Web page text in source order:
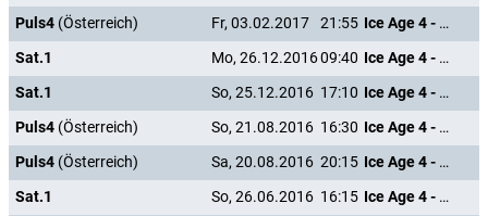
Puls4 (Österreich) Fr, 03.02.2017 21:55
Ice Age 4 - Voll verschoben
Sat.1
Mo, 26.12.201609:40
Ice Age 4 - Voll verschoben
Sat.1
So, 25.12.2016 17:10
Ice Age 4 - Voll verschoben
Puls4 (Österreich) So, 21.08.2016 16:30
Ice Age 4 - Voll verschoben
Puls4 (Österreich) Sa, 20.08.2016 20:15
Ice Age 4 - Voll verschoben
Sat.1
So, 26.06.2016 16:15
Ice Age 4 - Voll verschoben